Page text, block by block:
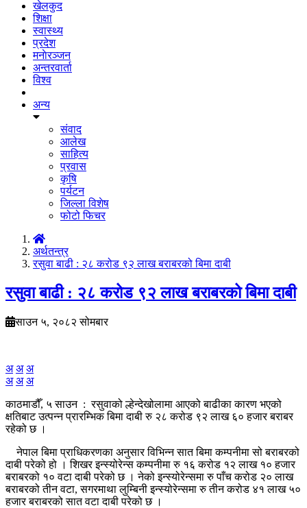
खेलकुद
शिक्षा
स्वास्थ्य
प्रदेश
मनाेरञ्जन
अन्तरवार्ता
विश्व
अन्य
संवाद
आलेख
साहित्य
प्रवास
कृषि
पर्यटन
जिल्ला विशेष
फोटो फिचर
अर्थतन्त्र
रसुवा बाढी : २८ करोड ९२ लाख बराबरको बिमा दाबी
रसुवा बाढी : २८ करोड ९२ लाख बराबरको बिमा दाबी
साउन ५, २०८२ सोमबार
अ अ अ
अ अ अ
काठमाडौँ, ५ साउन : रसुवाको ल्हेन्देखोलामा आएको बाढीका कारण भएको
क्षतिबाट उत्पन्न प्रारम्भिक बिमा दाबी रु २८ करोड ९२ लाख ६० हजार बराबर
रहेको छ ।
नेपाल बिमा प्राधिकरणका अनुसार विभिन्न सात बिमा कम्पनीमा सो बराबरको
दाबी परेको हो । शिखर इन्स्योरेन्स कम्पनीमा रु १६ करोड १२ लाख १० हजार
बराबरको १० वटा दाबी परेको छ । नेको इन्स्योरेन्समा रु पाँच करोड २० लाख
बराबरको तीन वटा, सगरमाथा लुम्बिनी इन्स्योरेन्समा रु तीन करोड ४१ लाख ५०
हजार बराबरको सात वटा दाबी परेको छ ।